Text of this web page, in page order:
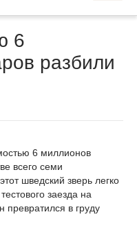
6
разбили
6 миллионов
всего семи
шведский зверь легко
заезда на
превратился в груду